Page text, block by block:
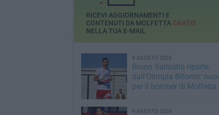
RICEVI AGGIORNAMENTI E
CONTENUTI DA MOLFETTA GRATIS
NELLA TUA E-MAIL
9 AGOSTO 2026
Bruno Sallustio riparte
dall'Olimpia Bitonto:
per il bomber di Molfetta
9 AGOSTO 2026